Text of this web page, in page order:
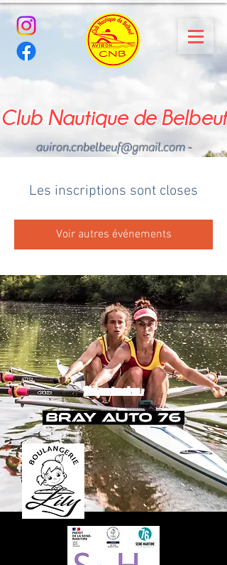
Club Nautique de Belbeuf
aviron.cnbelbeuf@gmail.com-
Les inscriptions sont closes
Voir autres événements
Nos partenaires :